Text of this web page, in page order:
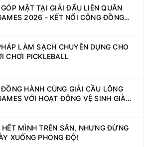
MẶT TẠI GIẢI ĐẤU LIÊN QUÂN
2026 - KẾT NỐI CỘNG ĐỒNG
LÀM SẠCH CHUYÊN DỤNG CHO
CHƠI PICKLEBALL
HÀNH CÙNG GIẢI CẦU LÔNG
VỚI HOẠT ĐỘNG VỆ SINH GIÀY
HẾT MÌNH TRÊN SÂN, NHƯNG ĐỪNG
XUỐNG PHONG ĐỘ!